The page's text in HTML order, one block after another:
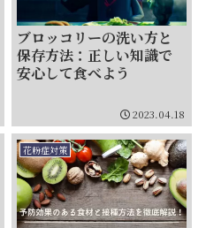
ブロッコリーの洗い方と
保存方法：正しい知識で
安心して食べよう
2023.04.18
花粉症対策